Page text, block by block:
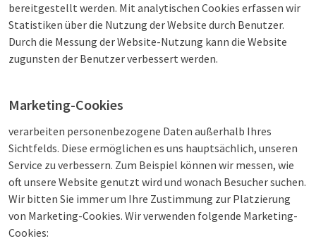
bereitgestellt werden. Mit analytischen Cookies erfassen wir
Statistiken über die Nutzung der Website durch Benutzer.
Durch die Messung der Website-Nutzung kann die Website
zugunsten der Benutzer verbessert werden.
Marketing-Cookies
verarbeiten personenbezogene Daten außerhalb Ihres
Sichtfelds. Diese ermöglichen es uns hauptsächlich, unseren
Service zu verbessern. Zum Beispiel können wir messen, wie
oft unsere Website genutzt wird und wonach Besucher suchen.
Wir bitten Sie immer um Ihre Zustimmung zur Platzierung
von Marketing-Cookies. Wir verwenden folgende Marketing-
Cookies: